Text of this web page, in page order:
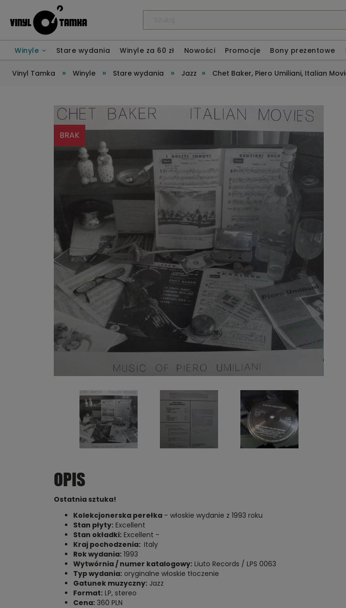
Winyle Stare wydania Winyle za 60 zł Nowości Promocje Bony prezentowe
Vinyl Tamka » Winyle » Stare wydania » Jazz » Chet Baker, Piero Umiliani, Italian
BRAK
OPIS
Ostatnia sztuka!
Kolekcjonerska perełka – włoskie wydanie z 1993 roku
Stan płyty:Excellent
Stan okładki:Excellent -
Kraj pochodzenia: Italy
Rok wydania:1993
Wytwórnia / numer katalogowy:Liuto Records / LPS 0063
Typ wydania:oryginalne włoskie tłoczenie
Gatunek muzyczny:Jazz
Format:LP, stereo
Cena:360 PLN